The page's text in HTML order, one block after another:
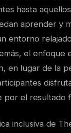
hasta
aprender y
entorno
el enfoque
en lugar de la
por el resultado
inclusiva de